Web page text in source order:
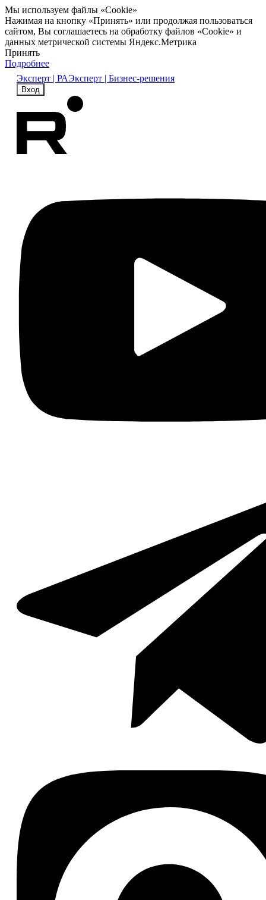
Мы используем файлы «Cookie»
Нажимая на кнопку «Принять» или продолжая пользоваться
сайтом, Вы соглашаетесь на обработку файлов «Cookie» и
данных метрической системы Яндекс.Метрика
Принять
Подробнее
Эксперт | РАЭксперт | Бизнес-решения
Вход